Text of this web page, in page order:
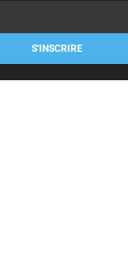
S'INSCRIRE